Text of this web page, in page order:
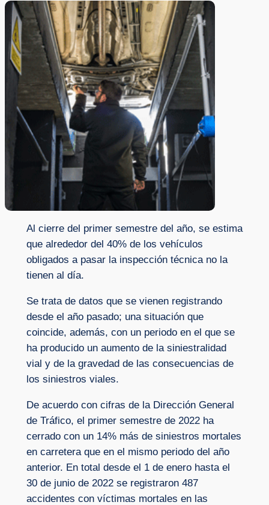
Al cierre del primer semestre del año, se estima
que alrededor del 40% de los vehículos
obligados a pasar la inspección técnica no la
tienen al día.
Se trata de datos que se vienen registrando
desde el año pasado; una situación que
coincide, además, con un periodo en el que se
ha producido un aumento de la siniestralidad
vial y de la gravedad de las consecuencias de
los siniestros viales.
De acuerdo con cifras de la Dirección General
de Tráfico, el primer semestre de 2022 ha
cerrado con un 14% más de siniestros mortales
en carretera que en el mismo periodo del año
anterior. En total desde el 1 de enero hasta el
30 de junio de 2022 se registraron 487
accidentes con víctimas mortales en las